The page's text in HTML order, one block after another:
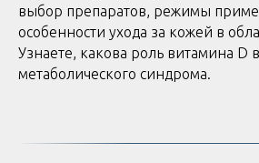
выбор препаратов, режимы
особенности ухода за кожей в
Узнаете, какова роль витамина D
метаболического синдрома.